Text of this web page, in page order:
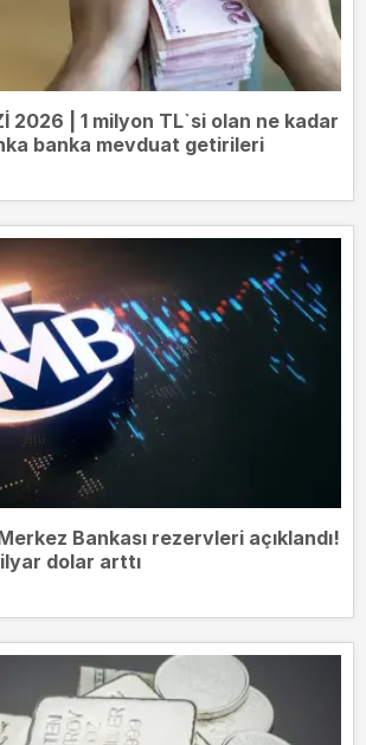
2026 | 1 milyon TL`si olan ne kadar
banka mevduat getirileri
Bankası rezervleri açıklandı!
dolar arttı